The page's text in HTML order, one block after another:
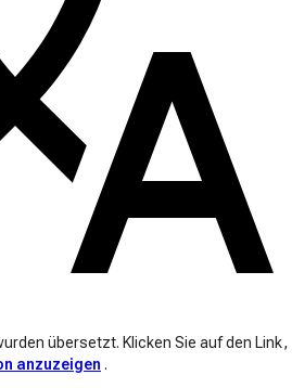
übersetzt. Klicken Sie auf den Link,
anzuzeigen .